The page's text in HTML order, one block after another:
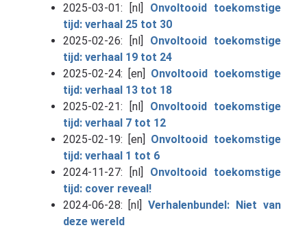
2025-03-01: [nl] Onvoltooid toekomstige
tijd: verhaal 25 tot 30
2025-02-26: [nl] Onvoltooid toekomstige
tijd: verhaal 19 tot 24
2025-02-24: [en] Onvoltooid toekomstige
tijd: verhaal 13 tot 18
2025-02-21: [nl] Onvoltooid toekomstige
tijd: verhaal 7 tot 12
2025-02-19: [en] Onvoltooid toekomstige
tijd: verhaal 1 tot 6
2024-11-27: [nl] Onvoltooid toekomstige
tijd: cover reveal!
2024-06-28: [nl]Verhalenbundel: Niet van
deze wereld